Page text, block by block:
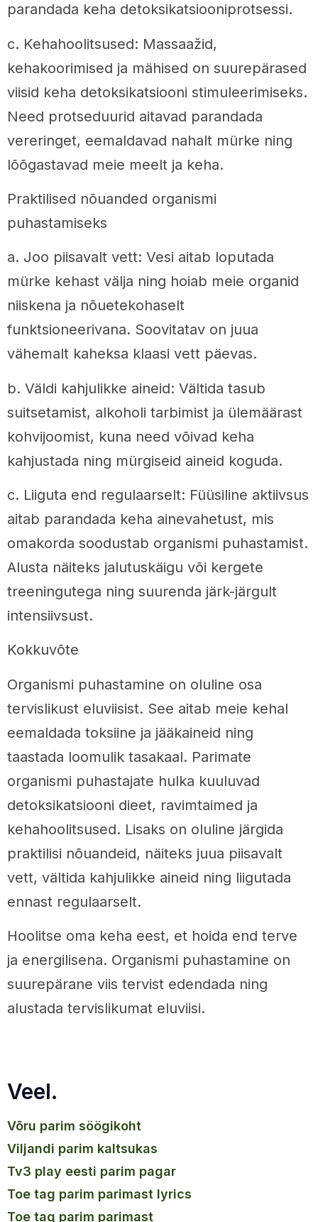
parandada keha detoksikatsiooniprotsessi.
c. Kehahoolitsused: Massaažid,
kehakoorimised ja mähised on suurepärased
viisid keha detoksikatsiooni stimuleerimiseks.
Need protseduurid aitavad parandada
vereringet, eemaldavad nahalt mürke ning
lõõgastavad meie meelt ja keha.
Praktilised nõuanded organismi
puhastamiseks
a. Joo piisavalt vett: Vesi aitab loputada
mürke kehast välja ning hoiab meie organid
niiskena ja nõuetekohaselt
funktsioneerivana. Soovitatav on juua
vähemalt kaheksa klaasi vett päevas.
b. Väldi kahjulikke aineid: Vältida tasub
suitsetamist, alkoholi tarbimist ja ülemäärast
kohvijoomist, kuna need võivad keha
kahjustada ning mürgiseid aineid koguda.
c. Liiguta end regulaarselt: Füüsiline aktiivsus
aitab parandada keha ainevahetust, mis
omakorda soodustab organismi puhastamist.
Alusta näiteks jalutuskäigu või kergete
treeningutega ning suurenda järk-järgult
intensiivsust.
Kokkuvõte
Organismi puhastamine on oluline osa
tervislikust eluviisist. See aitab meie kehal
eemaldada toksiine ja jääkaineid ning
taastada loomulik tasakaal. Parimate
organismi puhastajate hulka kuuluvad
detoksikatsiooni dieet, ravimtaimed ja
kehahoolitsused. Lisaks on oluline järgida
praktilisi nõuandeid, näiteks juua piisavalt
vett, vältida kahjulikke aineid ning liigutada
ennast regulaarselt.
Hoolitse oma keha eest, et hoida end terve
ja energilisena. Organismi puhastamine on
suurepärane viis tervist edendada ning
alustada tervislikumat eluviisi.
Veel.
võru parim söögikoht
viljandi parim kaltsukas
tv3 play eesti parim pagar
toe tag parim parimast lyrics
toe tag parim parimast